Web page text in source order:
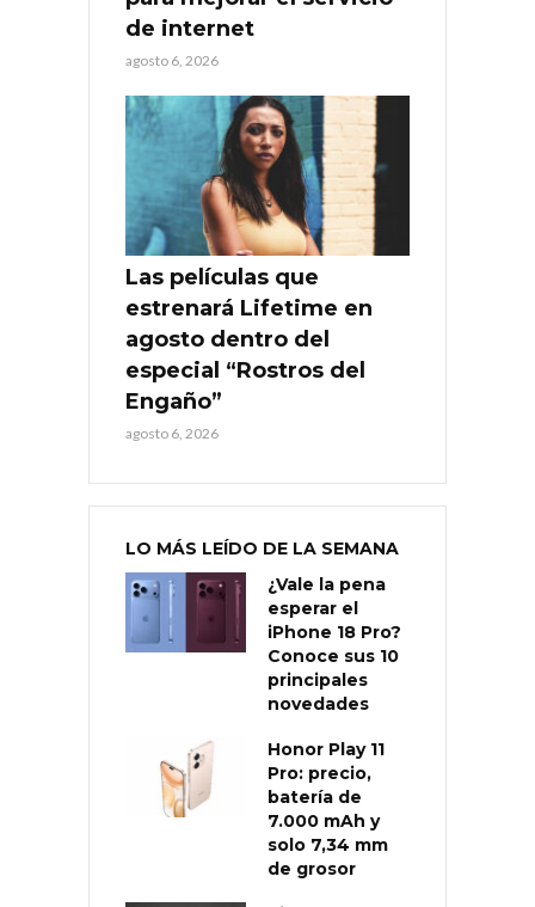
de internet
agosto 6, 2026
Las películas que
estrenará Lifetime en
agosto dentro del
especial “Rostros del
Engaño”
agosto 6, 2026
LO MÁS LEÍDO DE LA SEMANA
¿Vale la pena
esperar el
iPhone 18 Pro?
Conoce sus 10
principales
novedades
Honor Play 11
Pro: precio,
batería de
7.000 mAh y
solo 7,34 mm
de grosor